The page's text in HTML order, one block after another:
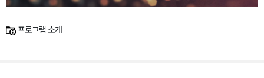
프로그램 소개